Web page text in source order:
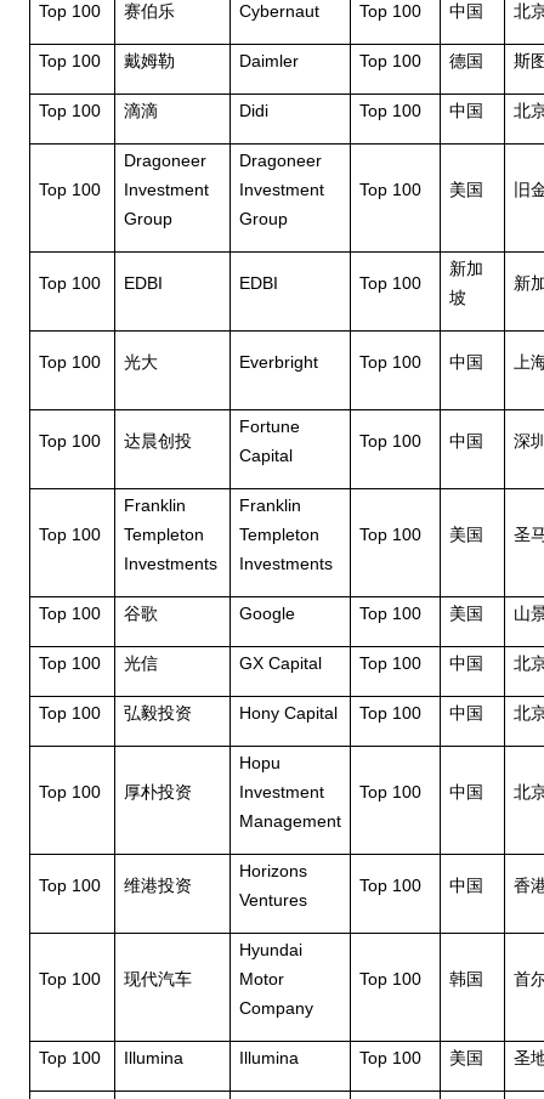
Top 100 赛伯乐 Cybernaut Top 100 中国 北
Top 100 戴姆勒 Daimler Top 100 德国 斯
Top 100 滴滴 Didi Top 100 中国 北
Top 100
Dragoneer
Investment
Group
Dragoneer
Investment
Group
Top 100 美国 旧
Top 100 EDBI EDBI Top 100
新加
坡
新
Top 100 光大 Everbright Top 100 中国 上
Top 100 达晨创投
Fortune
Capital
Top 100 中国 深
Top 100
Franklin
Templeton
Investments
Franklin
Templeton
Investments
Top 100 美国 圣
Top 100 谷歌 Google Top 100 美国 山
Top 100 光信 GX Capital Top 100 中国 北
Top 100 弘毅投资 Hony Capital Top 100 中国 北
Top 100 厚朴投资
Hopu
Investment
Management
Top 100 中国 北
Top 100 维港投资
Horizons
Ventures
Top 100 中国 香
Top 100 现代汽车
Hyundai
Motor
Company
Top 100 韩国 首
Top 100 Illumina Illumina Top 100 美国 圣